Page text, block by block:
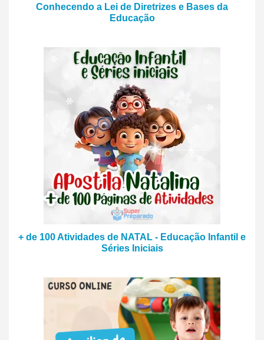
Conhecendo a Lei de Diretrizes e Bases da
Educação
+ de 100 Atividades de NATAL - Educação Infantil e
Séries Iniciais